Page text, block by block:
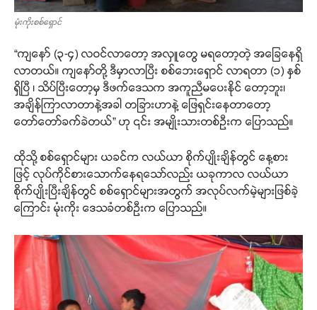
မုံးကိုးစစ်ရှောင်
“ကျနော် (၃-၄) လဝင်လာတော့ အလှူတွေ မရတော့တဲ့ အခြေနေရှိ
လာတယ်။ ကျနော်တို့ ဒီမှာလာပြီး စစ်ဘေးရှောင် လာရတာ (၁) နှစ်
ရှိပြီ ၊ သိပ်ပြီးတော့မှ ဒီဖက်ဒေသက အကူညီမပေးနိုင် တော့ဘူး၊
အချိန်ကြာလာတာနဲ့အခါ တခြားဟာနဲ့ ဖြေရှင်းနေတာတော့
တော်တော်ခက်ခဲတယ်” ဟု ၎င်း အမျိုးသားတစ်ဦးက ပြောသည်။
ထိုသို့ စစ်ရှောင်များ ယခင်က လယ်ယာ စိုက်ပျိုးချိန်တွင် နေ့စား
ဖြင့် လုပ်ကိုင်စားသောက်နေရသော်လည်း ယခုကာလ လယ်ယာ
စိုက်ပျိုးပြီးချိန်တွင် စစ်ရှောင်များအတွက် အလုပ်လက်မဲ့များဖြစ်ခဲ့
ကြောင်း မုံးကိုး ဒေသခံတစ်ဦးက ပြောသည်။